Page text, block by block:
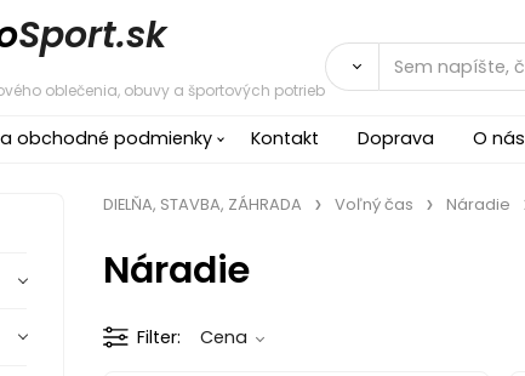
Sport.sk
oblečenia, obuvy a športových potrieb
obchodné podmienky Kontakt Doprava O nás
DIELŇA, STAVBA, ZÁHRADA Voľný čas Náradie
Náradie
Filter Cena